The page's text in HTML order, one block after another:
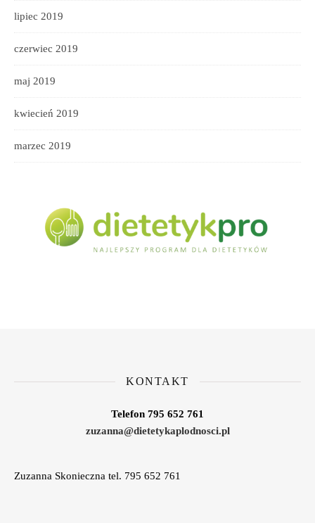
lipiec 2019
czerwiec 2019
maj 2019
kwiecień 2019
marzec 2019
KONTAKT
Telefon 795 652 761
zuzanna@dietetykaplodnosci.pl
Zuzanna Skonieczna tel. 795 652 761